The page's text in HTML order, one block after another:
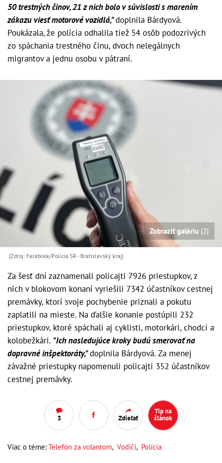
50 trestných činov, 21 z nich bolo v súvislosti s marením
zákazu viesť motorové vozidlá,"doplnila Bárdyová.
Poukázala, že polícia odhalila tiež 54 osôb podozrivých
zo spáchania trestného činu, dvoch nelegálnych
migrantov a jednu osobu v pátraní.
Zobraziť galériu (2)
(Zdroj: Facebook/Polícia SR - Bratislavský kraj)
Za šesť dní zaznamenali policajti 7926 priestupkov, z
nich v blokovom konaní vyriešili 7342 účastníkov cestnej
premávky, ktorí svoje pochybenie priznali a pokutu
zaplatili na mieste. Na ďalšie konanie postúpili 232
priestupkov, ktoré spáchali aj cyklisti, motorkári, chodci a
kolobežkári. "Ich nasledujúce kroky budú smerovať na
dopravné inšpektoráty,"doplnila Bárdyová. Za menej
závažné priestupky napomenuli policajti 352 účastníkov
cestnej premávky.
3 Zdieľať
Tip na
článok
Viac o téme: Telefón za volantom, Vodiči, Polícia